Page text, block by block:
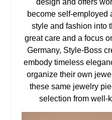
become self-employed
style and fashion into
great care and a focus
Germany, Style-Boss
embody timeless
organize their own
these same jewelry
selection from well-